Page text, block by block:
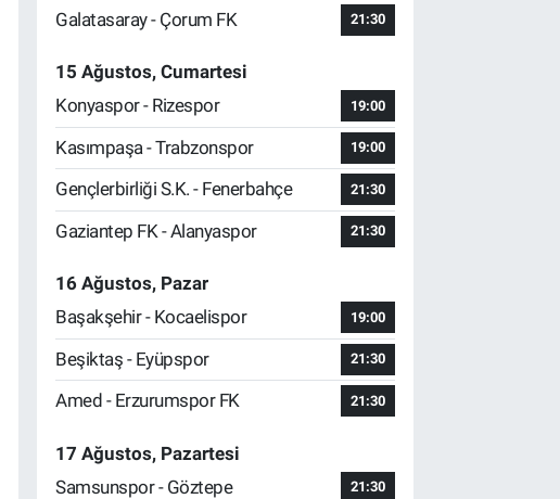
Galatasaray - Çorum FK
21:30
15 Ağustos, Cumartesi
Konyaspor - Rizespor
19:00
Kasımpaşa - Trabzonspor 19:00
Gençlerbirliği S.K. - Fenerbahçe 21:30
Gaziantep FK - Alanyaspor 21:30
16 Ağustos, Pazar
Başakşehir - Kocaelispor
19:00
Beşiktaş - Eyüpspor 21:30
Amed - Erzurumspor FK 21:30
17 Ağustos, Pazartesi
Samsunspor - Göztepe
21:30